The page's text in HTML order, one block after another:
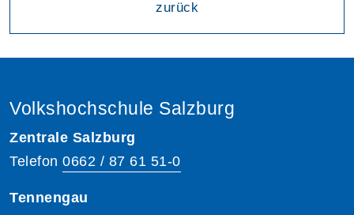
zurück
Volkshochschule Salzburg
Zentrale Salzburg
Telefon 0662 / 87 61 51-0
Tennengau